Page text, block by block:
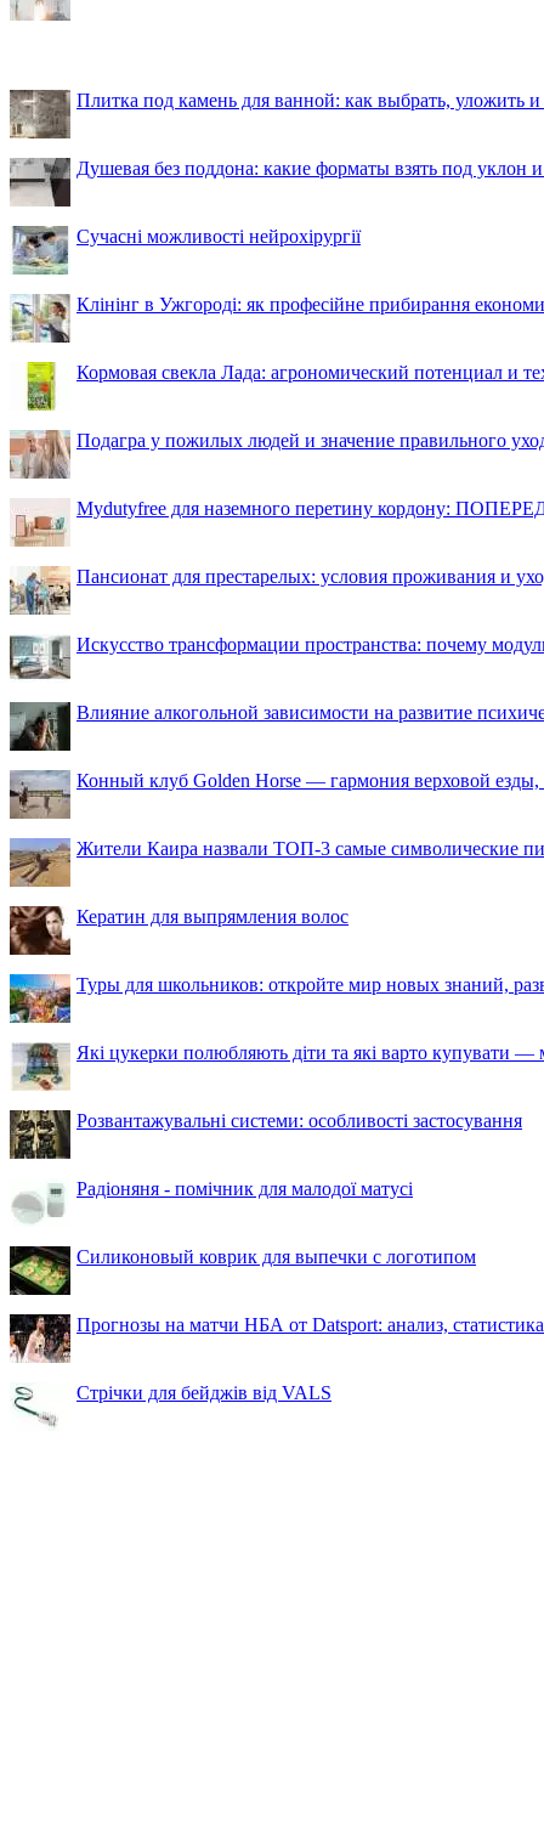
Плитка под камень для ванной: как выбрать, уложить
Душевая без поддона: какие форматы взять под уклон
Сучасні можливості нейрохірургії
Клінінг в Ужгороді: як професійне прибирання
Кормовая свекла Лада: агрономический потенциал и
Подагра у пожилых людей и значение правильного
Mydutyfree для наземного перетину кордону:
Пансионат для престарелых: условия проживания и
Искусство трансформации пространства: почему
Влияние алкогольной зависимости на развитие
Конный клуб Golden Horse — гармония верховой езды,
Жители Каира назвали ТОП-3 самые символические
Кератин для выпрямления волос
Туры для школьников: откройте мир новых знаний,
Які цукерки полюбляють діти та які варто купувати —
Розвантажувальні системи: особливості застосування
Радіоняня - помічник для малодої матусі
Силиконовый коврик для выпечки с логотипом
Прогнозы на матчи НБА от Datsport: анализ,
Стрічки для бейджів від VALS